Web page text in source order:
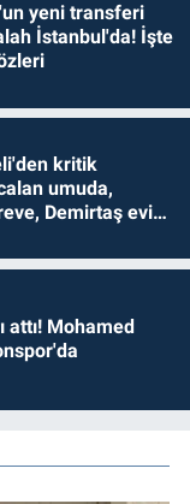
yeni transferi
İstanbul'da! İşte
kritik
umuda,
Demirtaş evine
attı! Mohamed